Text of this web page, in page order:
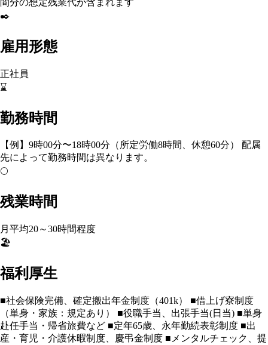
✒️
雇用形態
正社員
⌛
勤務時間
【例】9時00分〜18時00分（所定労働8時間、休憩60分） 配属
先によって勤務時間は異なります。
🌕
残業時間
月平均20～30時間程度
🏖️
福利厚生
■社会保険完備、確定搬出年金制度（401k） ■借上げ寮制度
（単身・家族：規定あり） ■役職手当、出張手当(日当) ■単身
赴任手当・帰省旅費など ■定年65歳、永年勤続表彰制度 ■出
産・育児・介護休暇制度、慶弔金制度 ■メンタルチェック、提